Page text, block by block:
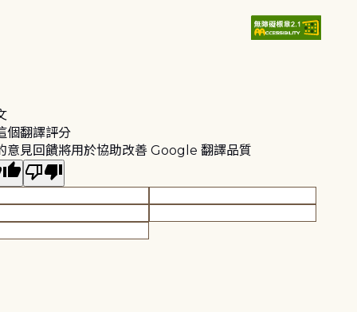
個翻譯評分
意見回饋將用於協助改善 Google 翻譯品質